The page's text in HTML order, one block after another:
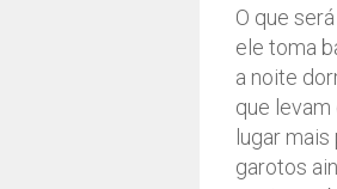
O que
ele toma
a noite
que levam
lugar
garotos